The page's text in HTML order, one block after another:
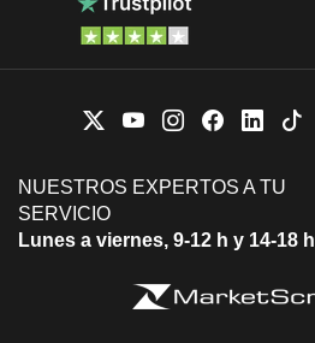
NUESTROS EXPERTOS A TU
SERVICIO
Lunes a viernes, 9-12 h y 14-18 h